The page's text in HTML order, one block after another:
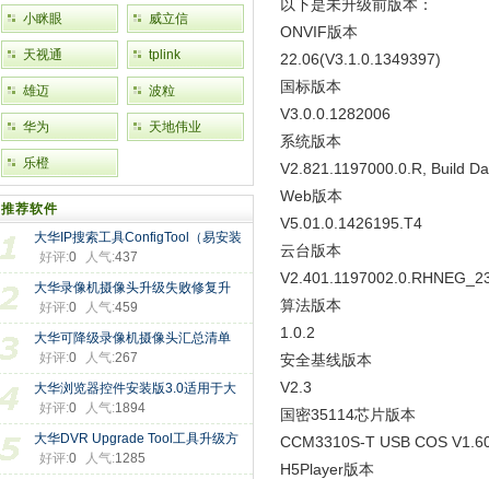
以下是未升级前版本：
ONVIF版本
22.06(V3.1.0.1349397)
国标版本
V3.0.0.1282006
系统版本
V2.821.1197000.0.R, Build
Web版本
V5.01.0.1426195.T4
云台版本
算法版本
1.0.2
安全基线版本
V2.3
国密35114芯片版本
CCM3310S-T USB COS
H5Player版本
小眯眼 威立信
天视通 tplink
雄迈 波粒
华为 天地伟业
乐橙
推荐软件
大华IP搜索工具ConfigTool（易安装
电
好评:0 人气:437
大华录像机摄像头升级失败修复升
好评:0 人气:459
大华可降级录像机摄像头汇总清单
好评:0 人气:267
大华浏览器控件安装版3.0适用于大
好评:0 人气:1894
大华DVR Upgrade Tool工具升级方
法，此
好评:0 人气:1285